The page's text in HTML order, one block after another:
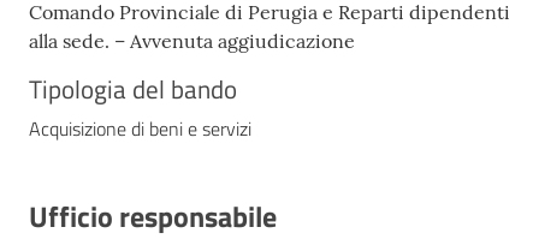
Comando Provinciale di Perugia e Reparti dipendenti
alla sede. – Avvenuta aggiudicazione
Tipologia del bando
Acquisizione di beni e servizi
Ufficio responsabile